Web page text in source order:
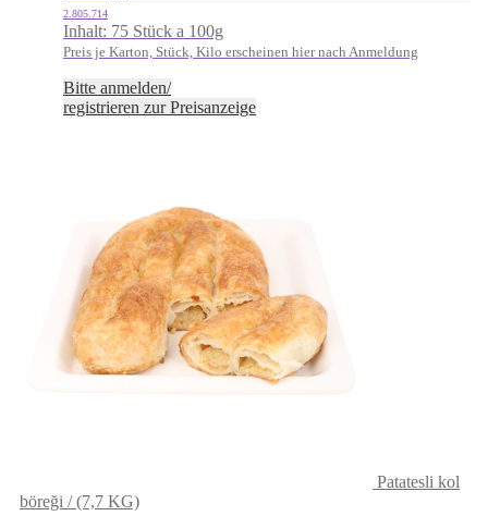
2.805.714
Inhalt: 75 Stück a 100g
Preis je Karton, Stück, Kilo erscheinen hier nach Anmeldung
Bitte anmelden/
registrieren zur Preisanzeige
Patatesli kol
böreği / (7,7 KG)